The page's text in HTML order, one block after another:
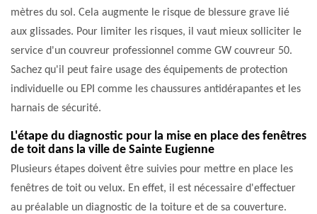
mètres du sol. Cela augmente le risque de blessure grave lié
aux glissades. Pour limiter les risques, il vaut mieux solliciter le
service d'un couvreur professionnel comme GW couvreur 50.
Sachez qu'il peut faire usage des équipements de protection
individuelle ou EPI comme les chaussures antidérapantes et les
harnais de sécurité.
L'étape du diagnostic pour la mise en place des fenêtres
de toit dans la ville de Sainte Eugienne
Plusieurs étapes doivent être suivies pour mettre en place les
fenêtres de toit ou velux. En effet, il est nécessaire d'effectuer
au préalable un diagnostic de la toiture et de sa couverture.